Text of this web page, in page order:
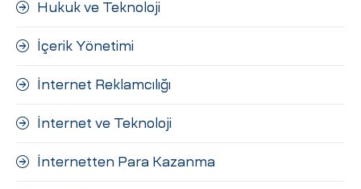
Hukuk ve Teknoloji
İçerik Yönetimi
İnternet Reklamcılığı
İnternet ve Teknoloji
İnternetten Para Kazanma